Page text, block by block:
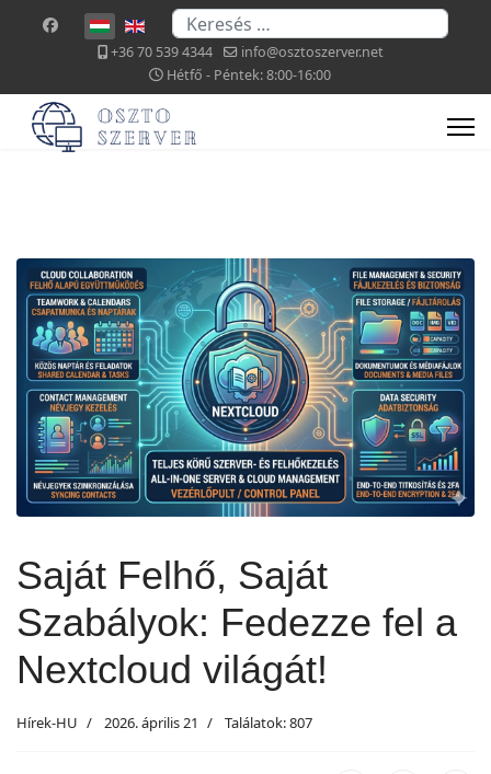
Válasszon nyelvet
Keresés...
+36 70 539 4344
info@osztoszerver.net
Hétfő - Péntek: 8:00-16:00
Saját Felhő, Saját
Szabályok: Fedezze fel a
Nextcloud világát!
Hírek-HU 2026. április 21 Találatok: 807